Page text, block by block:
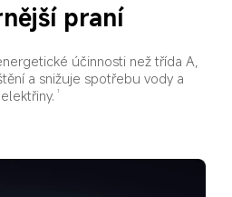
praní
účinnosti než třída A,
a snižuje spotřebu vody a
elektřiny.
1